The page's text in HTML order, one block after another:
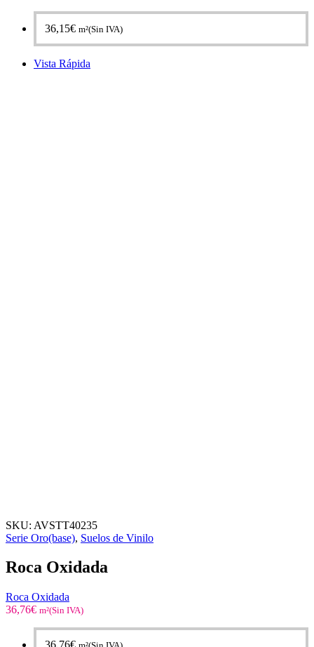
36,15€ m²(Sin IVA)
Vista Rápida
SKU: AVSTT40235
Serie Oro(base), Suelos de Vinilo
Roca Oxidada
Roca Oxidada
36,76€ m²(Sin IVA)